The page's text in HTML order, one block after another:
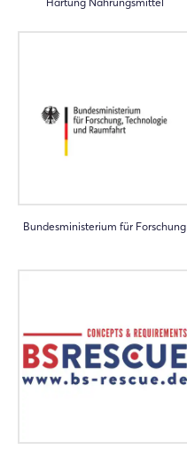
Bundesministerium für Forschung